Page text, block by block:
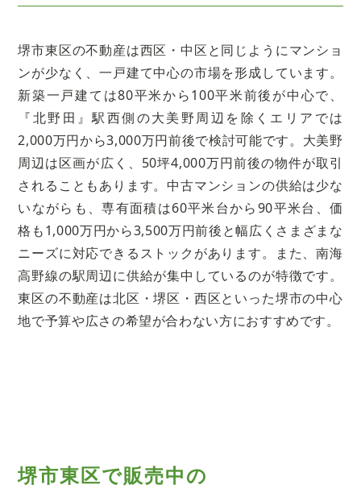
堺市東区の不動産は西区・中区と同じようにマンショ
ンが少なく、一戸建て中心の市場を形成しています。
新築一戸建ては80平米から100平米前後が中心で、
『北野田』駅西側の大美野周辺を除くエリアでは
2,000万円から3,000万円前後で検討可能です。大美野
周辺は区画が広く、50坪4,000万円前後の物件が取引
されることもあります。中古マンションの供給は少な
いながらも、専有面積は60平米台から90平米台、価
格も1,000万円から3,500万円前後と幅広くさまざまな
ニーズに対応できるストックがあります。また、南海
高野線の駅周辺に供給が集中しているのが特徴です。
東区の不動産は北区・堺区・西区といった堺市の中心
地で予算や広さの希望が合わない方におすすめです。
堺市東区で販売中の